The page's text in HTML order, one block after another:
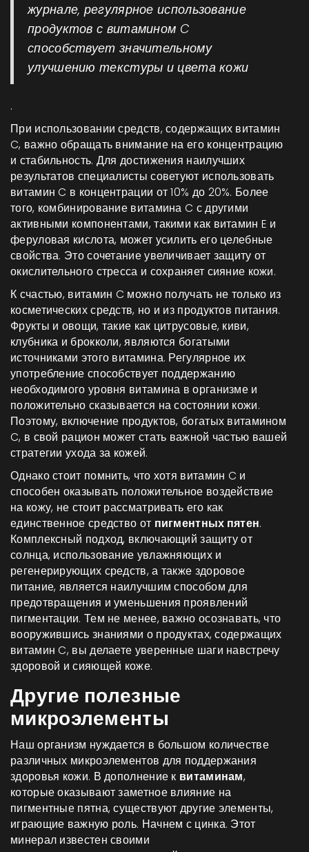
журнале, регулярное использование
продуктов с витамином C
способствует значительному
улучшению текстуры и цвета кожи
.
При использовании средств, содержащих витамин
C, важно обращать внимание на его концентрацию
и стабильность. Для достижения наилучших
результатов специалисты советуют использовать
витамин C в концентрации от 10% до 20%. Более
того, комбинирование витамина C с другими
активными компонентами, такими как витамин E и
феруловая кислота, может усилить его целебные
свойства. Это сочетание увеличивает защиту от
окислительного стресса и сохраняет сияние кожи.
К счастью, витамин C можно получать не только из
косметических средств, но и из продуктов питания.
Фрукты и овощи, такие как цитрусовые, киви,
клубника и брокколи, являются богатыми
источниками этого витамина. Регулярное их
употребление способствует поддержанию
необходимого уровня витамина в организме и
положительно сказывается на состоянии кожи.
Поэтому, включение продуктов, богатых витамином
C, в свой рацион может стать важной частью вашей
стратегии ухода за кожей.
Однако стоит помнить, что хотя витамин C и
способен оказывать положительное воздействие
на кожу, не стоит рассматривать его как
единственное средство от пигментных пятен.
Комплексный подход, включающий защиту от
солнца, использование увлажняющих и
регенерирующих средств, а также здоровое
питание, является наилучшим способом для
предотвращения и уменьшения проявлений
пигментации. Тем не менее, важно осознавать, что
вооружившись знаниями о продуктах, содержащих
витамин C, вы делаете уверенные шаги навстречу
здоровой и сияющей коже.
Другие полезные
микроэлементы
Наш организм нуждается в большом количестве
различных микроэлементов для поддержания
здоровья кожи. В дополнение к витаминам,
которые оказывают заметное влияние на
пигментные пятна, существуют другие элементы,
играющие важную роль. Начнем с цинка. Этот
минерал известен своими